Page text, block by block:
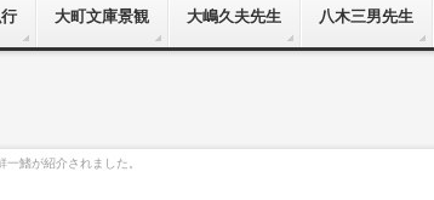
大町文庫景観 大嶋久夫先生 八木三男先生
鰭が紹介されました。